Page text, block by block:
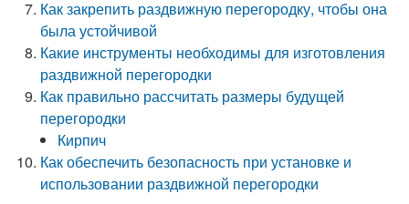
Как закрепить раздвижную перегородку, чтобы она
была устойчивой
Какие инструменты необходимы для изготовления
раздвижной перегородки
Как правильно рассчитать размеры будущей
перегородки
Кирпич
Как обеспечить безопасность при установке и
использовании раздвижной перегородки